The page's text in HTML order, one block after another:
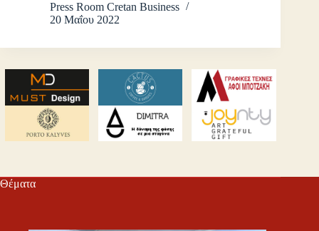
Press Room Cretan Business
20 Μαΐου 2022
Θέματα